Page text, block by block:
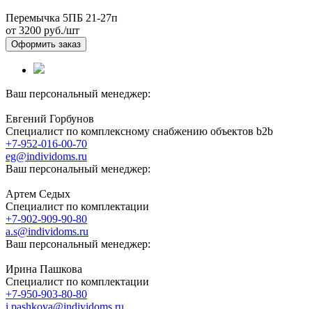
Перемычка 5ПБ 21-27п
от 3200 руб./шт
Оформить заказ
Ваш персональный менеджер:
Евгений Горбунов
Специалист по комплексному снабжению объектов b2b
+7-952-016-00-70
eg@individoms.ru
Ваш персональный менеджер:
Артем Седых
Специалист по комплектации
+7-902-909-90-80
a.s@individoms.ru
Ваш персональный менеджер:
Ирина Пашкова
Специалист по комплектации
+7-950-903-80-80
i.pashkova@individoms.ru